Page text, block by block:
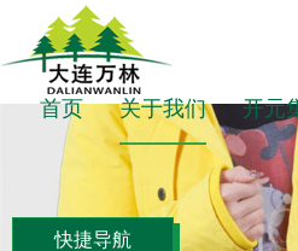
首页 关于我们 开元
快捷导航